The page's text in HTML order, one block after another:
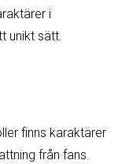
i
unikt sätt.
finns karaktärer
från fans.